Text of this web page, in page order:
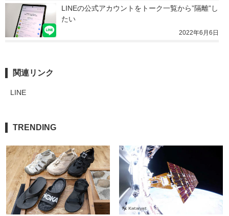
LINEの公式アカウントをトーク一覧から”隔離”し
たい
2022年6月6日
関連リンク
LINE
TRENDING